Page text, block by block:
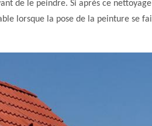
de le peindre. Si après ce
lorsque la pose de la peinture se